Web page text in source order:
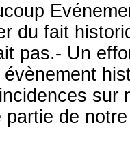
du fait
pas.- Un
partie de